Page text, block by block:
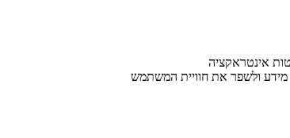
אינטראקציה
מידע ולשפר את חוויית המשתמש